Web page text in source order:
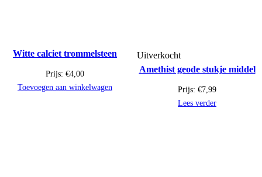
Witte calciet trommelsteen
Prijs: €4,00
Toevoegen aan winkelwagen
Uitverkocht
Amethist geode stukje middel
Prijs: €7,99
Lees verder